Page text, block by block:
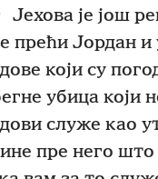
Јехова је још
прећи Јордан
који су
убица који
служе као
пре него што